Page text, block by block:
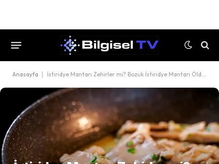
Anasayfa İstiridye Mantarı Zehirler mi? Bozuk İstiridye Mantarı Öldürür mü?